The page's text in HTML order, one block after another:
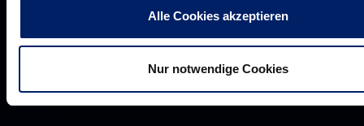
Alle Cookies akzeptieren
Nur notwendige Cookies
Ansprechpartner*innen